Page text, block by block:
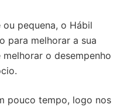
ou pequena, o Hábil
para melhorar a sua
o desempenho
pouco tempo, logo nos